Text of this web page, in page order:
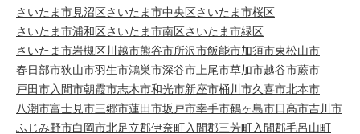
さいたま市見沼区さいたま市中央区さいたま市桜区
さいたま市浦和区さいたま市南区さいたま市緑区
さいたま市岩槻区川越市熊谷市所沢市飯能市加須市東松山市
春日部市狭山市羽生市鴻巣市深谷市 上尾市草加市越谷市蕨市
戸田市入間市朝霞市志木市和光市新座市桶川市久喜市北本市
八潮市富士見市三郷市蓮田市坂戸市幸手市鶴ヶ島市日高市吉川市
ふじみ野市白岡市北足立郡伊奈町入間郡三芳町入間郡毛呂山町